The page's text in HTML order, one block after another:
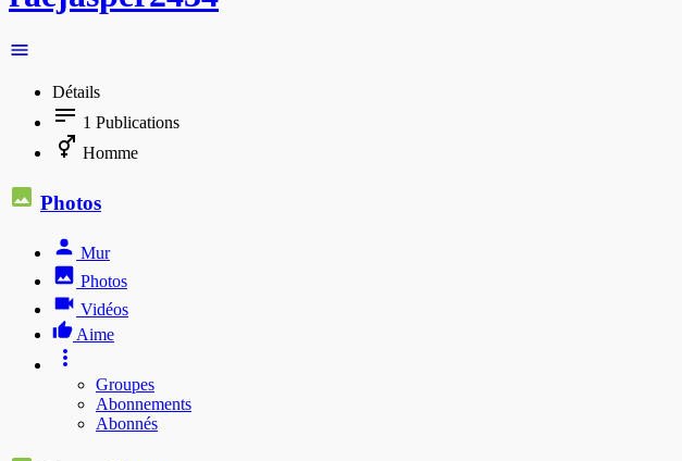
Détails
1 Publications
Homme
Photos
Mur
Photos
Vidéos
Aime
Groupes
Abonnements
Abonnés